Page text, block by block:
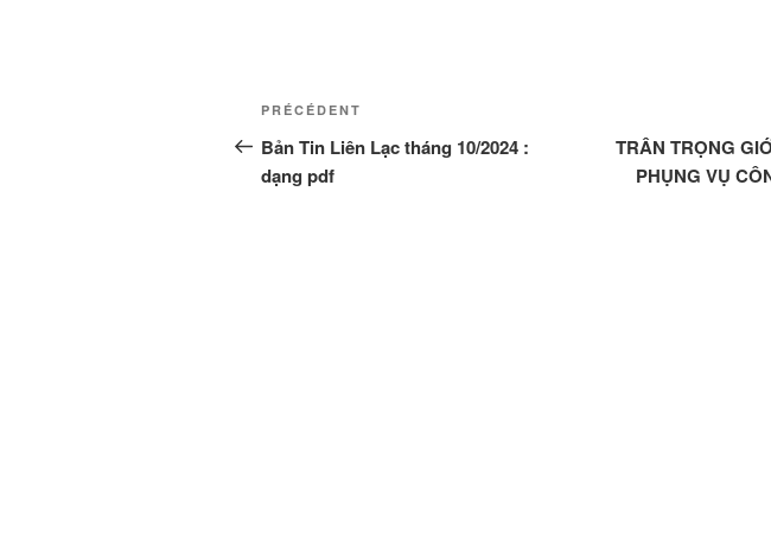
Navigation
de
l’article
Article
précédent
PRÉCÉDENT
Bản Tin Liên Lạc tháng 10/2024 :
dạng pdf
TRÂN TRỌNG
PHỤNG VỤ